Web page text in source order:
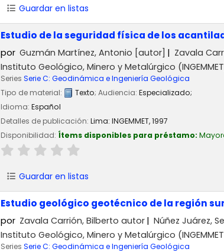
Guardar en listas
Estudio de la seguridad física de los
por Guzmán Martínez, Antonio [autor] Zavala
Instituto Geológico, Minero y Metalúrgico
Series Serie C: Geodinámica e Ingeniería Geológica
Tipo de material:
Texto; Audiencia: Especializado;
Idioma: Español
Detalles de publicación: Lima: INGEMMET,1997
Disponibilidad: Ítems disponibles para préstamo:
Guardar en listas
Estudio geológico geotécnico de la región
por Zavala Carrión, Bilberto autor Núñez Juárez,
Instituto Geológico, Minero y Metalúrgico
Series Serie C: Geodinámica e Ingeniería Geológica